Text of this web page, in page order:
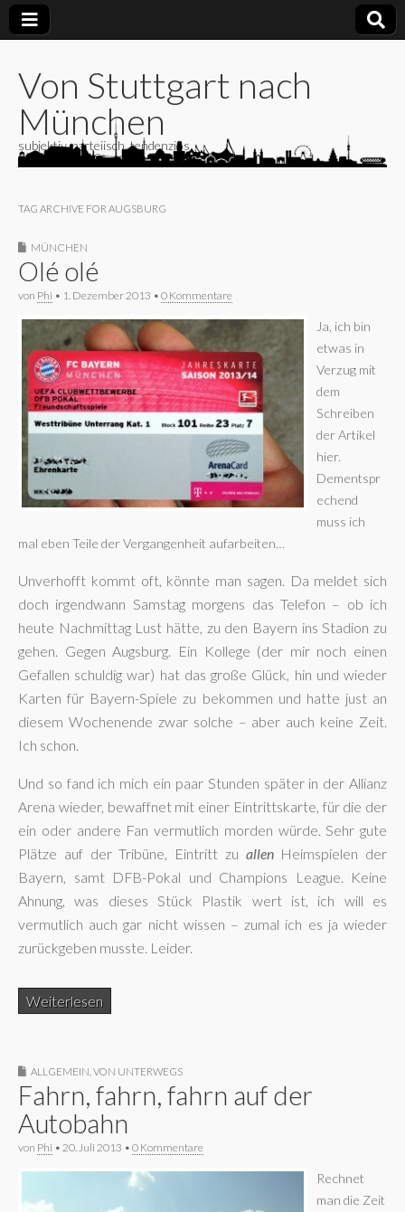
Von Stuttgart nach
München
subjektiv, parteiisch, tendenziös
TAG ARCHIVE FOR AUGSBURG
MÜNCHEN
Olé olé
von Phi • 1. Dezember 2013 • 0 Kommentare
Ja, ich bin
etwas in
Verzug mit
dem
Schreiben
der Artikel
hier.
Dementspr
echend
muss ich
mal eben Teile der Vergangenheit aufarbeiten…
Unverhofft kommt oft, könnte man sagen. Da meldet sich
doch irgendwann Samstag morgens das Telefon – ob ich
heute Nachmittag Lust hätte, zu den Bayern ins Stadion zu
gehen. Gegen Augsburg. Ein Kollege (der mir noch einen
Gefallen schuldig war) hat das große Glück, hin und wieder
Karten für Bayern-Spiele zu bekommen und hatte just an
diesem Wochenende zwar solche – aber auch keine Zeit.
Ich schon.
Und so fand ich mich ein paar Stunden später in der Allianz
Arena wieder, bewaffnet mit einer Eintrittskarte, für die der
ein oder andere Fan vermutlich morden würde. Sehr gute
Plätze auf der Tribüne, Eintritt zu allenHeimspielen der
Bayern, samt DFB-Pokal und Champions League. Keine
Ahnung, was dieses Stück Plastik wert ist, ich will es
vermutlich auch gar nicht wissen – zumal ich es ja wieder
zurückgeben musste. Leider.
Weiterlesen
ALLGEMEIN VON UNTERWEGS
Fahrn, fahrn, fahrn auf der
Autobahn
von Phi • 20. Juli 2013 • 0 Kommentare
Rechnet
man die Zeit